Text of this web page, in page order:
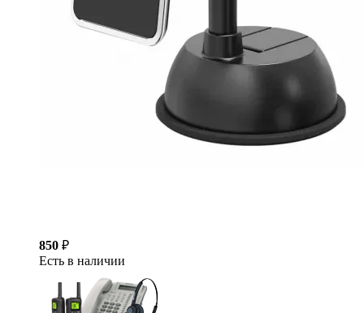
850 ₽
Есть в наличии